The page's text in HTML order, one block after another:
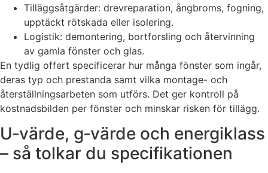
Tilläggsåtgärder: drevreparation, ångbroms, fogning,
upptäckt rötskada eller isolering.
Logistik: demontering, bortforsling och återvinning
av gamla fönster och glas.
En tydlig offert specificerar hur många fönster som ingår,
deras typ och prestanda samt vilka montage- och
återställningsarbeten som utförs. Det ger kontroll på
kostnadsbilden per fönster och minskar risken för tillägg.
U‑värde, g‑värde och energiklass
– så tolkar du specifikationen